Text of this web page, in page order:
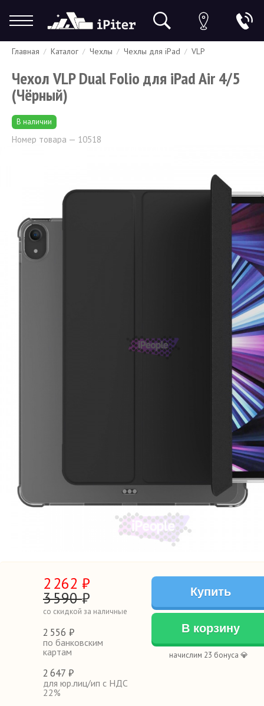
Гарантия Доставка и оплата Спецпредложения
Главная Каталог Чехлы Чехлы для iPad VLP
Чехол VLP Dual Folio для iPad Air 4/5
(Чёрный)
В наличии
Номер товара — 10518
2 262 ₽
3590₽
со скидкой за наличные
2 556 ₽
по банковским
картам
2 647 ₽
для юр.лиц/ип с НДС
22%
Купить
В корзину
начислим 23 бонуса 💎